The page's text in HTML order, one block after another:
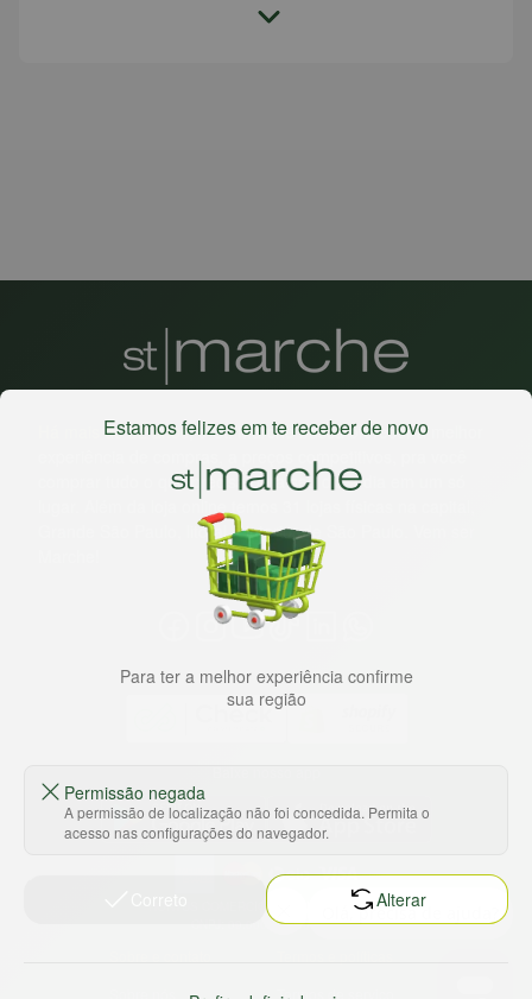
Há mais de 22 anos, o St. Marche busca oferecer a melhor
experiência de compras, a preços competitivos, pra você
comprar tudo o que precisa para seu dia a dia em um só
lugar. Além da loja online temos 31 lojas físicas na capital,
Grande São Paulo, litoral e interior de São Paulo. Vem ser
HORTUS COMERCIO DE ALIMENTOS S.A
CNPJ: 09.000.493/0002-15
Termos de serviço
Estamos felizes em te receber de novo
Para ter a melhor experiência confirme
sua região
Permissão negada
A permissão de localização não foi concedida. Permita o
acesso nas configurações do navegador.
Alterar